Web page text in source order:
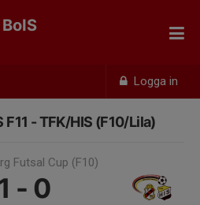
Logga in
- TFK/HIS (F10/Lila)
Futsal Cup (F10)
- 0